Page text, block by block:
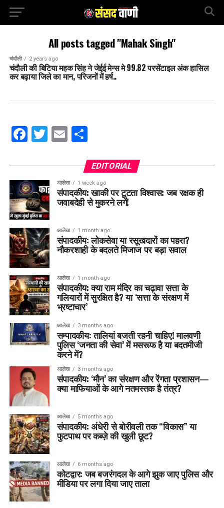
All posts tagged "Mahak Singh"
चंदौली 2 years ago
चंदौली की बिटिया महक सिंह ने जेईई मेन्स मे 99.82 परसेंटाइल अंक हासिल
कर बढ़ाया जिले का मान, परिजनों में हर्ष..
Facebook
Twitter
EmailShare
EDITORIAL
आलेख 1 week ago
संपादकीय: खाकी पर टूटता विश्वास: जब रक्षक ही
जवाबदेही से मुकरने लगें!
आलेख 1 month ago
संपादकीय: लोकसेवा या रसूखदारों का पहरा?
नौकरशाही के बदलते मिजाज पर बड़ा सवाल
आलेख 1 month ago
संपादकीय: क्या राम मंदिर का चढ़ावा सत्ता के
गलियारों में सुरक्षित है? या ‘सत्ता के संरक्षण में
भ्रष्टाचार’
आलेख 3 months ago
सम्पादकीय: तालियां बजती रहनी चाहिए! मालवणी
पुलिस ‘जनता की सेवा’ में मसरूफ है या बदतमीजी
करने में?
आलेख 3 months ago
संपादकीय: ‘मौन’ का संरक्षण और रेंगता प्रशासन—
क्या माफियाओं के आगे नतमस्तक है तंत्र?
आलेख 5 months ago
संपादकीय: अंधेरी से बोरीवली तक “विकास” या
फुटपाथ पर कब्ज़े की खुली छूट?
आलेख 6 months ago
कोटद्वार: जब बजरंगदल के आगे झुक जाए पुलिस और
मीडिया पर लगा दिया जाए ताला